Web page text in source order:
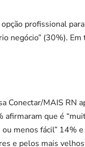
profissional
negócio” (30%).
Conectar/MAIS RN
que é
menos fácil”
e pelos mais